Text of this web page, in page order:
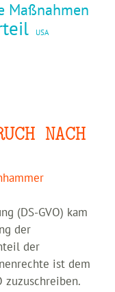
Maßnahmen
USA
NACH
(DS-GVO) kam
der
der
ist dem
zuzuschreiben.